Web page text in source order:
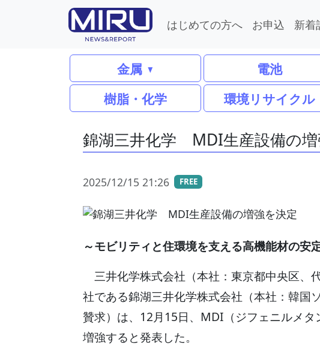
はじめての方へ お申込 新着
金属 電池
樹脂・化学
環境リサイクル
錦湖三井化学 MDI生産設備の増
2025/12/15 21:26 FREE
～モビリティと住環境を支える高機能材の安
三井化学株式会社（本社：東京都中央区、
社である錦湖三井化学株式会社（本社：韓国
贊求）は、12月15日、MDI（ジフェニルメ
増強すると発表した。